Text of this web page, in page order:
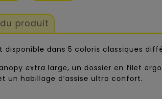
produit
disponible dans 5 coloris classiques
extra large, un dossier en filet
un habillage d’assise ultra confort.